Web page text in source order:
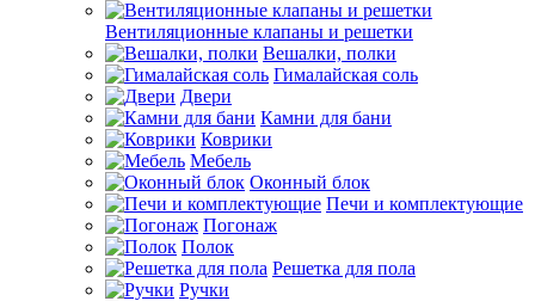
Вентиляционные клапаны и решетки
Вешалки, полки
Гималайская соль
Двери
Камни для бани
Коврики
Мебель
Оконный блок
Печи и комплектующие
Погонаж
Полок
Решетка для пола
Ручки